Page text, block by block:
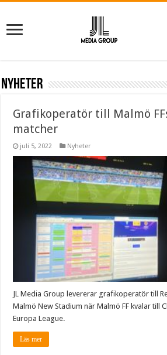
Nyheter
Grafikoperatör till Malmö
matcher
juli 5, 2022 Nyheter
JL Media Group levererar grafikoperatör till
Malmö New Stadium när Malmö FF kvalar till
Europa League.
Läs mer